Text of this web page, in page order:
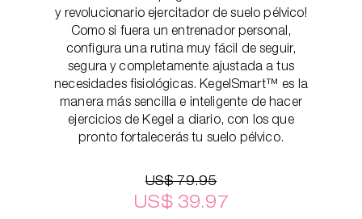
y revolucionario ejercitador de suelo pélvico!
Como si fuera un entrenador personal,
configura una rutina muy fácil de seguir,
segura y completamente ajustada a tus
necesidades fisiológicas. KegelSmart™ es la
manera más sencilla e inteligente de hacer
ejercicios de Kegel a diario, con los que
pronto fortalecerás tu suelo pélvico.
US$ 79.95
US$ 39.97